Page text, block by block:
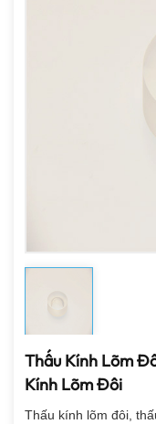
Thấu Kính Lõm
Kính Lõm Đôi
Thấu kính lõm đôi,